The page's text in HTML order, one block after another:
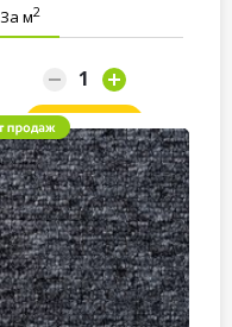
За м2
Заказать